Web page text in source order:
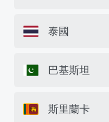
泰國
巴基斯坦
斯里蘭卡